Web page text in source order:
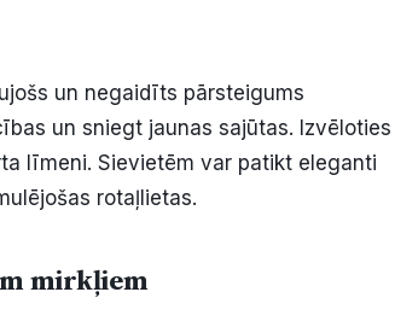
un negaidīts pārsteigums
un sniegt jaunas sajūtas. Izvēloties
līmeni. Sievietēm var patikt eleganti
rotaļlietas.
mirkļiem